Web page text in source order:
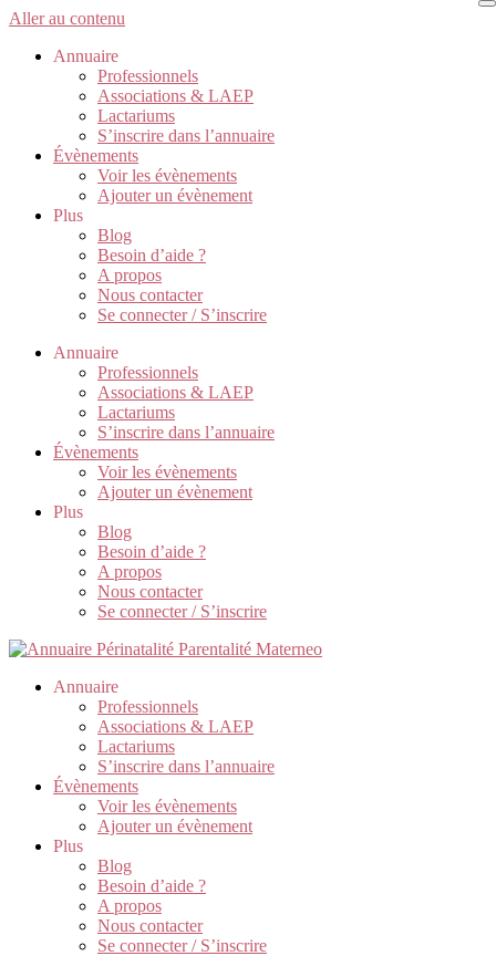
Aller au contenu
Annuaire
Professionnels
Associations & LAEP
Lactariums
S’inscrire dans l’annuaire
Évènements
Voir les évènements
Ajouter un évènement
Plus
Blog
Besoin d’aide ?
A propos
Nous contacter
Se connecter / S’inscrire
Annuaire
Professionnels
Associations & LAEP
Lactariums
S’inscrire dans l’annuaire
Évènements
Voir les évènements
Ajouter un évènement
Plus
Blog
Besoin d’aide ?
A propos
Nous contacter
Se connecter / S’inscrire
Annuaire
Professionnels
Associations & LAEP
Lactariums
S’inscrire dans l’annuaire
Évènements
Voir les évènements
Ajouter un évènement
Plus
Blog
Besoin d’aide ?
A propos
Nous contacter
Se connecter / S’inscrire